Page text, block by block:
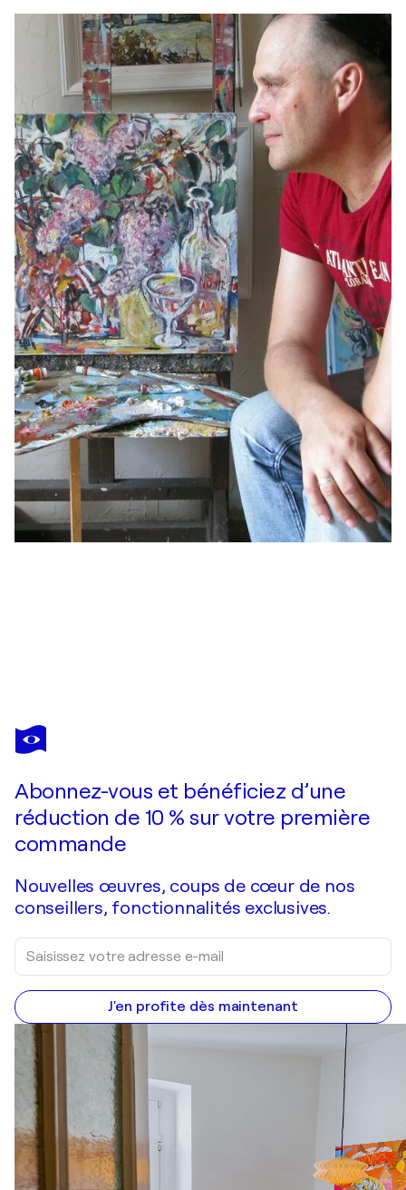
NICOLAI OSTAPENCO (N.SWIRISTUHI)
Boy.
Abonnez-vous et bénéficiez d’une
réduction de 10 % sur votre première
commande
Nouvelles œuvres, coups de cœur de nos
conseillers, fonctionnalités exclusives.
J'en profite dès maintenant